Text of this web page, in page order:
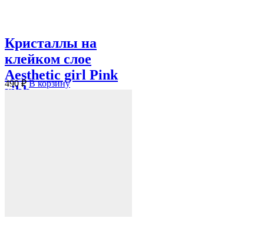
Кристаллы на
клейком слое
Aesthetic girl Pink
ribb...
490₽ В корзину